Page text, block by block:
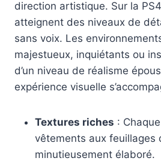
direction artistique. Sur la
atteignent des niveaux de
sans voix. Les
majestueux, inquiétants ou
d’un niveau de réalisme
expérience visuelle
Textures riches :
vêtements aux feuillages
minutieusement élaboré.